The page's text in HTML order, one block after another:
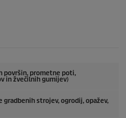
površin, prometne poti,
in žvečilnih gumijev)
gradbenih strojev, ogrodij, opažev,